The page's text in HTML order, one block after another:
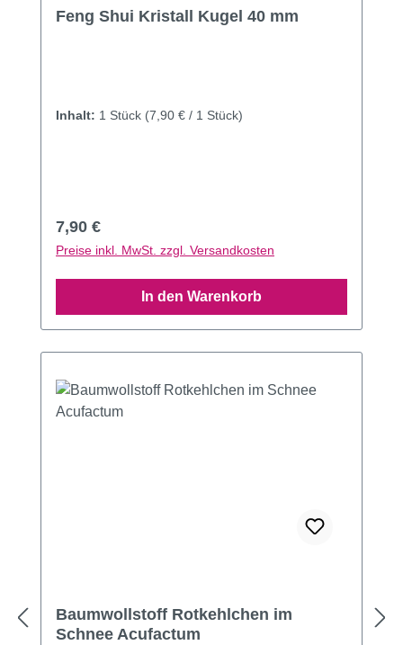
Feng Shui Kristall Kugel 40 mm
Inhalt: 1 Stück (7,90 € / 1 Stück)
Regulärer Preis:
7,90 €
Preise inkl. MwSt. zzgl. Versandkosten
In den Warenkorb
Baumwollstoff Rotkehlchen im
Schnee Acufactum